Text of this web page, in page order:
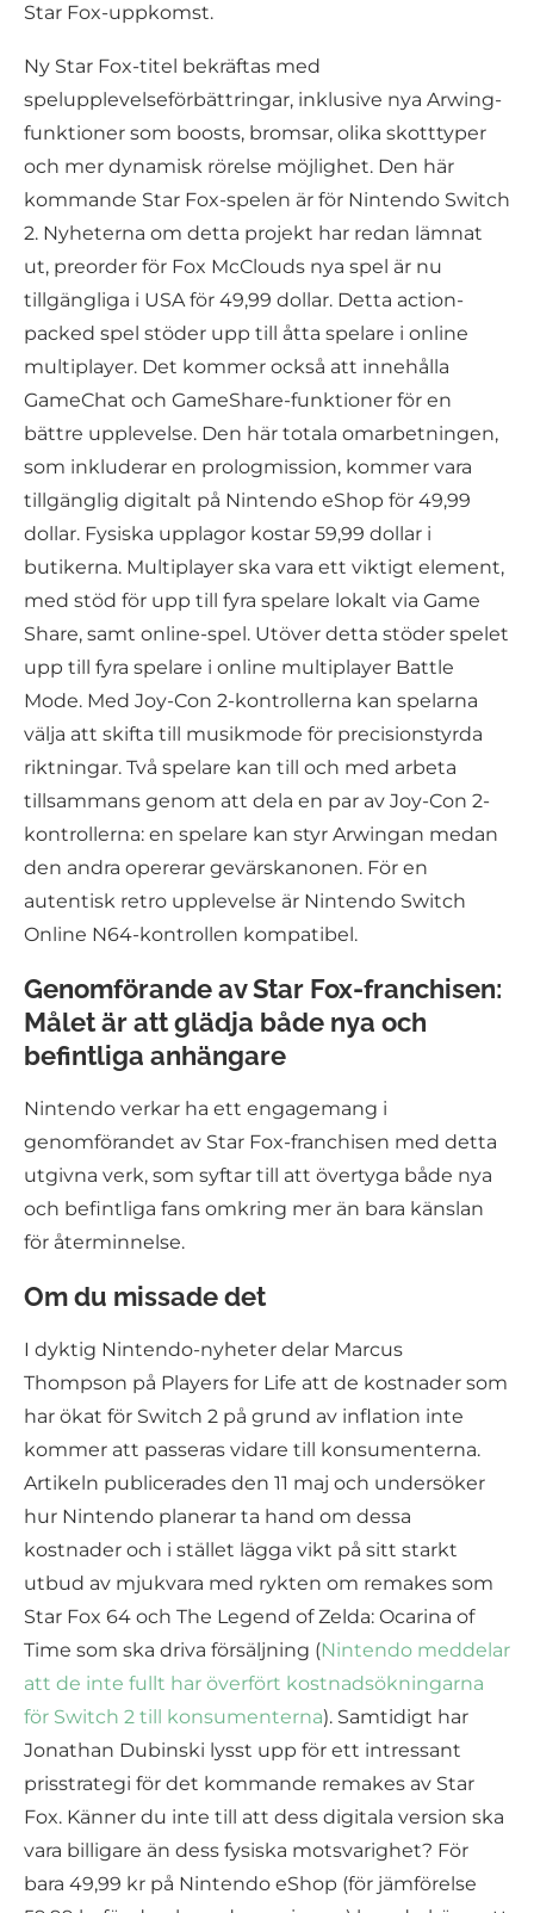
Star Fox-uppkomst.
Ny Star Fox-titel bekräftas med
spelupplevelseförbättringar, inklusive nya Arwing-
funktioner som boosts, bromsar, olika skotttyper
och mer dynamisk rörelse möjlighet. Den här
kommande Star Fox-spelen är för Nintendo Switch
2. Nyheterna om detta projekt har redan lämnat
ut, preorder för Fox McClouds nya spel är nu
tillgängliga i USA för 49,99 dollar. Detta action-
packed spel stöder upp till åtta spelare i online
multiplayer. Det kommer också att innehålla
GameChat och GameShare-funktioner för en
bättre upplevelse. Den här totala omarbetningen,
som inkluderar en prologmission, kommer vara
tillgänglig digitalt på Nintendo eShop för 49,99
dollar. Fysiska upplagor kostar 59,99 dollar i
butikerna. Multiplayer ska vara ett viktigt element,
med stöd för upp till fyra spelare lokalt via Game
Share, samt online-spel. Utöver detta stöder spelet
upp till fyra spelare i online multiplayer Battle
Mode. Med Joy-Con 2-kontrollerna kan spelarna
välja att skifta till musikmode för precisionstyrda
riktningar. Två spelare kan till och med arbeta
tillsammans genom att dela en par av Joy-Con 2-
kontrollerna: en spelare kan styr Arwingan medan
den andra opererar gevärskanonen. För en
autentisk retro upplevelse är Nintendo Switch
Online N64-kontrollen kompatibel.
Genomförande av Star Fox-franchisen:
Målet är att glädja både nya och
befintliga anhängare
Nintendo verkar ha ett engagemang i
genomförandet av Star Fox-franchisen med detta
utgivna verk, som syftar till att övertyga både nya
och befintliga fans omkring mer än bara känslan
för återminnelse.
Om du missade det
I dyktig Nintendo-nyheter delar Marcus
Thompson på Players for Life att de kostnader som
har ökat för Switch 2 på grund av inflation inte
kommer att passeras vidare till konsumenterna.
Artikeln publicerades den 11 maj och undersöker
hur Nintendo planerar ta hand om dessa
kostnader och i stället lägga vikt på sitt starkt
utbud av mjukvara med rykten om remakes som
Star Fox 64 och The Legend of Zelda: Ocarina of
Time som ska driva försäljning (Nintendo meddelar
att de inte fullt har överfört kostnadsökningarna
för Switch 2 till konsumenterna). Samtidigt har
Jonathan Dubinski lysst upp för ett intressant
prisstrategi för det kommande remakes av Star
Fox. Känner du inte till att dess digitala version ska
vara billigare än dess fysiska motsvarighet? För
bara 49,99 kr på Nintendo eShop (för jämförelse